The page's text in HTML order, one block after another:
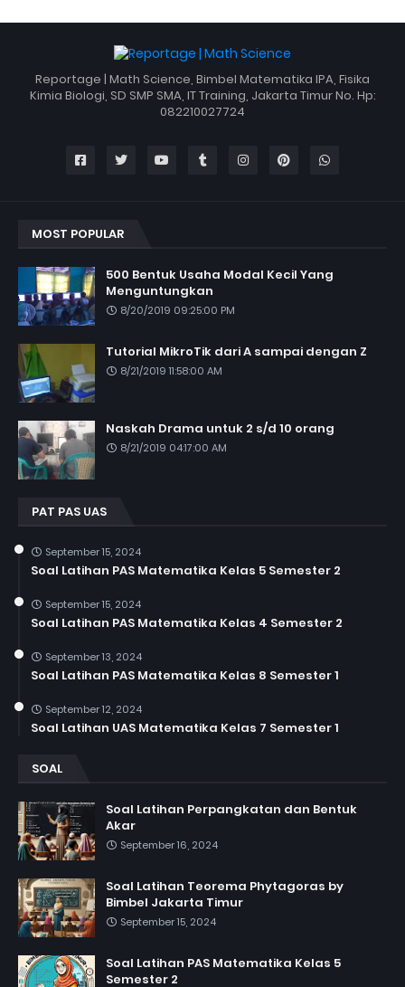
Reportage | Math Science, Bimbel Matematika IPA, Fisika
Kimia Biologi, SD SMP SMA, IT Training, Jakarta Timur No. Hp:
082210027724
MOST POPULAR
500 Bentuk Usaha Modal Kecil Yang
Menguntungkan
8/20/2019 09:25:00 PM
Tutorial MikroTik dari A sampai dengan Z
8/21/2019 11:58:00 AM
Naskah Drama untuk 2 s/d 10 orang
8/21/2019 04:17:00 AM
PAT PAS UAS
September 15, 2024
Soal Latihan PAS Matematika Kelas 5 Semester 2
September 15, 2024
Soal Latihan PAS Matematika Kelas 4 Semester 2
September 13, 2024
Soal Latihan PAS Matematika Kelas 8 Semester 1
September 12, 2024
Soal Latihan UAS Matematika Kelas 7 Semester 1
SOAL
Soal Latihan Perpangkatan dan Bentuk
Akar
September 16, 2024
Soal Latihan Teorema Phytagoras by
Bimbel Jakarta Timur
September 15, 2024
Soal Latihan PAS Matematika Kelas 5
Semester 2